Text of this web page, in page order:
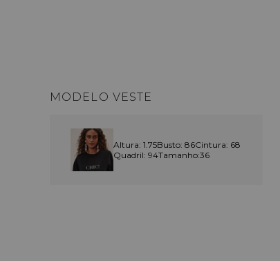
MODELO VESTE
Altura: 1.75Busto: 86Cintura: 68
Quadril: 94Tamanho:36